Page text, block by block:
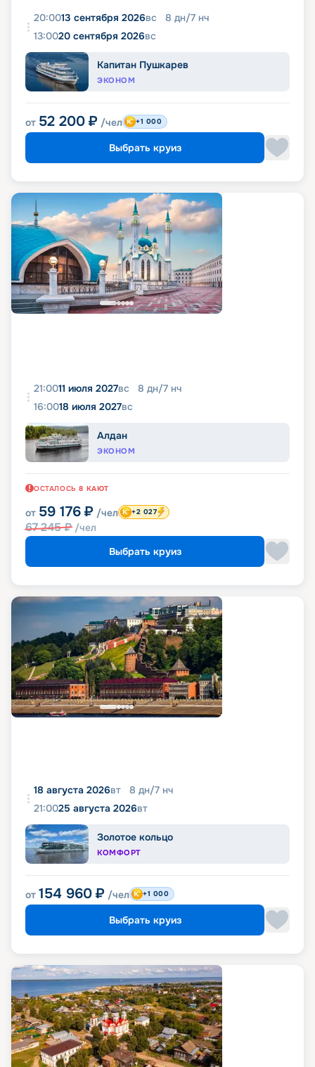
20:0013 сентября 2026вс 8 дн/7 нч
13:0020 сентября 2026вс
Капитан Пушкарев
ЭКОНОМ
от 52 200 ₽ /чел +1 000
Выбрать круиз
21:0011 июля 2027вс 8 дн/7 нч
16:0018 июля 2027вс
Алдан
ЭКОНОМ
ОСТАЛОСЬ 8 КАЮТ
от 59 176 ₽ /чел
67 245₽ /чел
+2 027
Выбрать круиз
18 августа 2026вт 8 дн/7 нч
21:0025 августа 2026вт
Золотое кольцо
КОМФОРТ
от 154 960 ₽ /чел +1 000
Выбрать круиз